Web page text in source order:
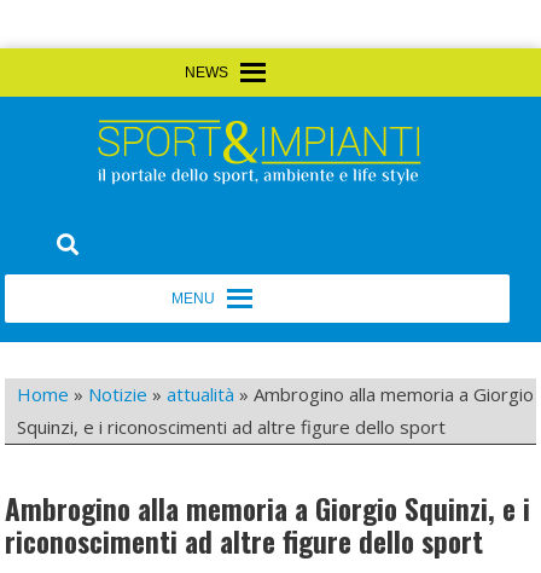
to
Sport&Impianti
Home » Notizie »attualità »Ambrogino alla memoria a Giorgio
Squinzi, e i riconoscimenti ad altre figure dello sport
Ambrogino alla memoria a Giorgio Squinzi, e i
riconoscimenti ad altre figure dello sport